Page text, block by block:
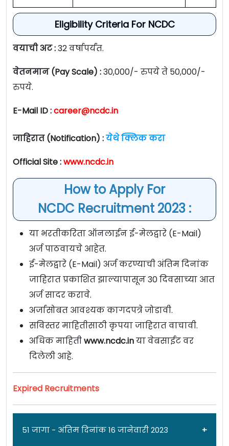
Eligibility Criteria For NCDC
वयाची अट :32 वर्षापर्यंत.
वेतनमान (Pay Scale) :30,000/- रुपये ते 50,000/-
रुपये.
E-Mail ID :career@ncdc.in
जाहिरात (Notification) :येथे क्लिक करा
Official Site :www.ncdc.in
How to Apply For
NCDC Recruitment 2023 :
या भरतीकरिता ऑनलाईन ई-मेलद्वारे (E-Mail)
अर्ज पाठवायचे आहेत.
ई-मेलद्वारे (E-Mail) अर्ज करण्याची अंतिम दिनांक
जाहिरात प्रकाशित झाल्यापासून 30 दिवसाच्या आत
अर्ज सादर करावे.
अर्जासोबत आवश्यक कागदपत्रे जोडावी.
सविस्तर माहितीसाठी कृपया जाहिरात वाचावी.
अधिक माहितीwww.ncdc.inया वेबसाईट वर
दिलेली आहे.
Expired Recruitments
51 जागा - अंतिम दिनांक 16 जानेवारी 2023